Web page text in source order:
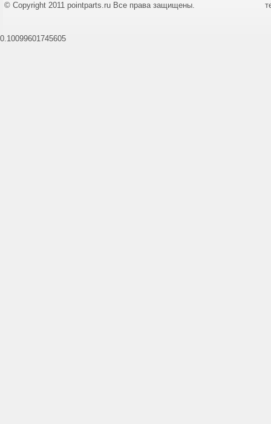
© Copyright 2011 pointparts.ru Все права защищены.
0.10099601745605